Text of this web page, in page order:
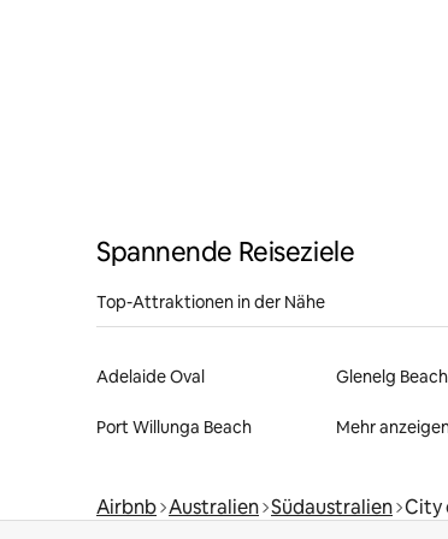
Spannende Reiseziele
Top-Attraktionen in der Nähe
Adelaide Oval Glenelg Beach
Port Willunga Beach Mehr
Airbnb Australien Südaustralien City